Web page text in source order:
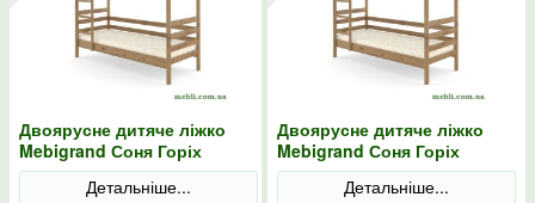
Двоярусне дитяче ліжко
Mebigrand Соня Горіх
світлий 90х200
Детальніше...
Двоярусне дитяче ліжко
Mebigrand Соня Горіх
світлий 90х190
Детальніше...